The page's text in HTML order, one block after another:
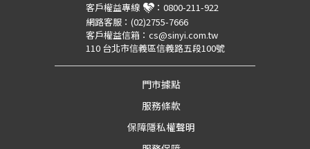
客戶權益專線 ： 0800-211-922
網路客服： (02)2755-7666
客戶權益信箱： cs@sinyi.com.tw
110 台北市信義區信義路五段100號
門市據點
服務條款
保障隱私權聲明